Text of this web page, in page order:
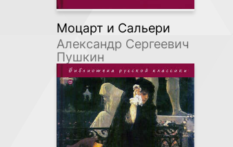
Моцарт и Сальери
Александр Сергеевич
Пушкин